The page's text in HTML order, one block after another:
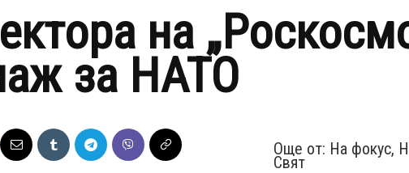
на
за НАТО
Още от: На фокус,
Свят